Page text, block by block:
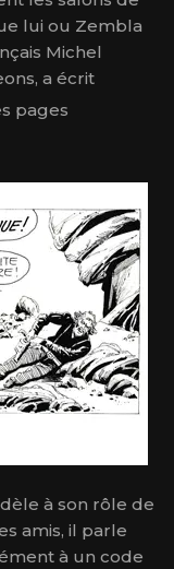
lui ou Zembla
Michel
a écrit
pages
à son rôle de
amis, il parle
à un code